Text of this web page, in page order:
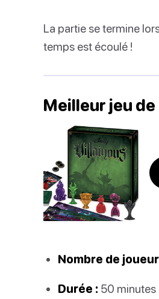
La partie se termine
temps est écoulé !
Meilleur jeu
Nombre de
Durée : 50 minutes